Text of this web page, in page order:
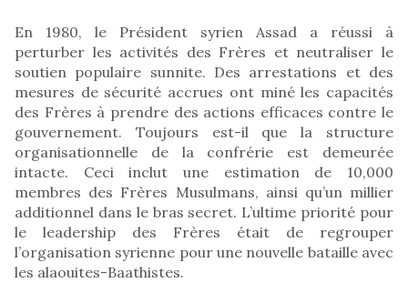
En 1980, le Président syrien Assad a réussi à
perturber les activités des Frères et neutraliser le
soutien populaire sunnite. Des arrestations et des
mesures de sécurité accrues ont miné les capacités
des Frères à prendre des actions efficaces contre le
gouvernement. Toujours est-il que la structure
organisationnelle de la confrérie est demeurée
intacte. Ceci inclut une estimation de 10,000
membres des Frères Musulmans, ainsi qu’un millier
additionnel dans le bras secret. L’ultime priorité pour
le leadership des Frères était de regrouper
l’organisation syrienne pour une nouvelle bataille avec
les alaouites-Baathistes.